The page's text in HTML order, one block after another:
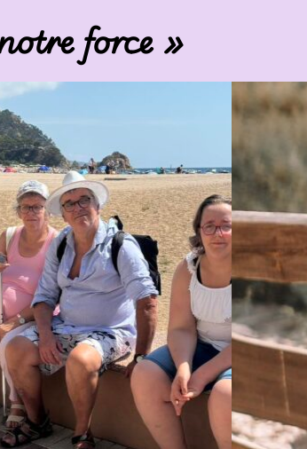
force »